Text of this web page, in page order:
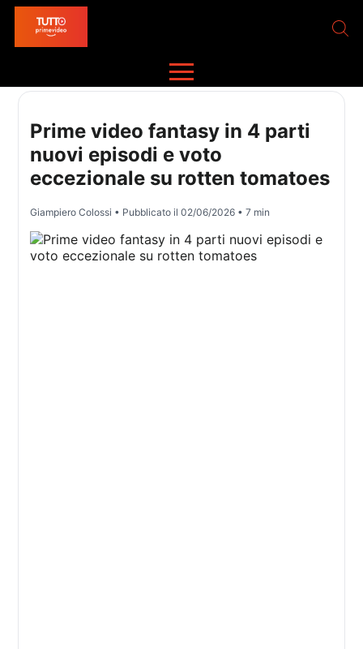
Prime video fantasy in 4 parti
nuovi episodi e voto
eccezionale su rotten tomatoes
Giampiero Colossi • Pubblicato il02/06/2026 • 7 min